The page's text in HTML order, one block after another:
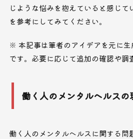
じような悩みを抱えていると感じ
を参考にしてみてください。
※ 本記事は筆者のアイデアを元に
です。必要に応じて追加の確認や調
働く人のメンタルヘルスの
働く人のメンタルヘルスに関する問